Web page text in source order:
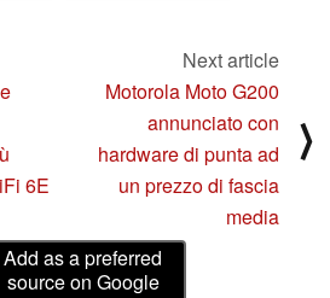
6E
Next article
Motorola Moto G200
annunciato con
hardware di punta ad
un prezzo di fascia
media
⟩
Add as a preferred
source on Google